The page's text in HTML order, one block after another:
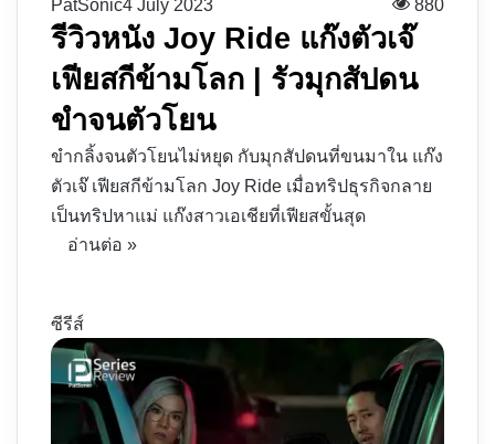
PatSonic4 July 2023 880
รีวิวหนัง Joy Ride แก๊งตัวเจ๊
เฟียสกีข้ามโลก | รัวมุกสัปดน
ขำจนตัวโยน
ขำกลิ้งจนตัวโยนไม่หยุด กับมุกสัปดนที่ขนมาใน แก๊ง
ตัวเจ๊ เฟียสกีข้ามโลก Joy Ride เมื่อทริปธุรกิจกลาย
เป็นทริปหาแม่ แก๊งสาวเอเชียที่เฟียสขั้นสุด
อ่านต่อ »
ซีรีส์